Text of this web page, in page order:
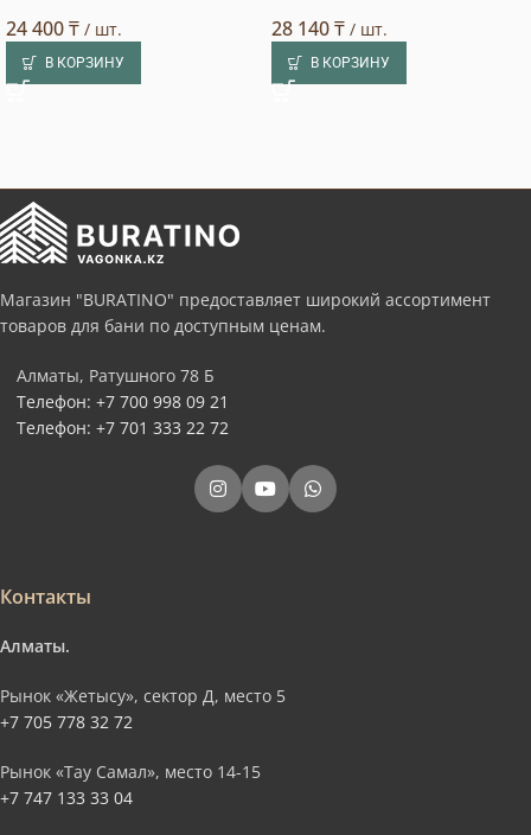
24 400₸ / шт.
В КОРЗИНУ
28 140₸ / шт.
В КОРЗИНУ
Магазин "BURATINO" предоставляет широкий ассортимент
товаров для бани по доступным ценам.
Алматы, Ратушного 78 Б
Телефон: +7 700 998 09 21
Телефон: +7 701 333 22 72
Контакты
Алматы.
Рынок «Жетысу», сектор Д, место 5
+7 705 778 32 72
Рынок «Тау Самал», место 14-15
+7 747 133 33 04